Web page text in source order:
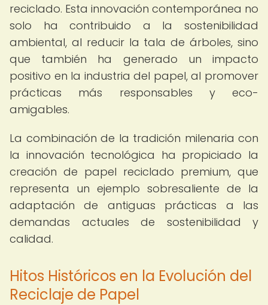
reciclado. Esta innovación contemporánea no
solo ha contribuido a la sostenibilidad
ambiental, al reducir la tala de árboles, sino
que también ha generado un impacto
positivo en la industria del papel, al promover
prácticas más responsables y eco-
amigables.
La combinación de la tradición milenaria con
la innovación tecnológica ha propiciado la
creación de papel reciclado premium, que
representa un ejemplo sobresaliente de la
adaptación de antiguas prácticas a las
demandas actuales de sostenibilidad y
calidad.
Hitos Históricos en la Evolución del
Reciclaje de Papel